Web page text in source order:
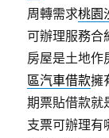
周轉需求桃園
可辦理服務合
房屋是土地作
區汽車借款擁
期票貼借款就
支票可辦理有